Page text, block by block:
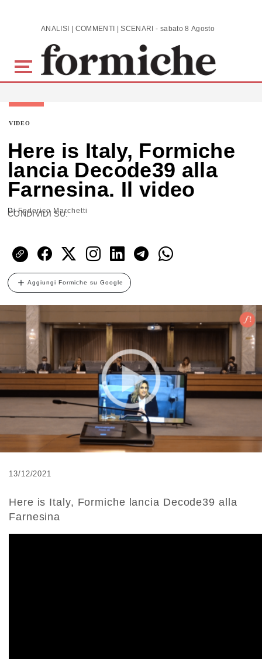
Skip to main content ANALISI | COMMENTI | SCENARI - sabato 8 Agosto 2026
VIDEO
Here is Italy, Formiche
lancia Decode39 alla
Farnesina. Il video
DiFederico Marchetti
CONDIVIDI SU:
Aggiungi Formiche su Google
13/12/2021
Here is Italy, Formiche lancia Decode39 alla
Farnesina